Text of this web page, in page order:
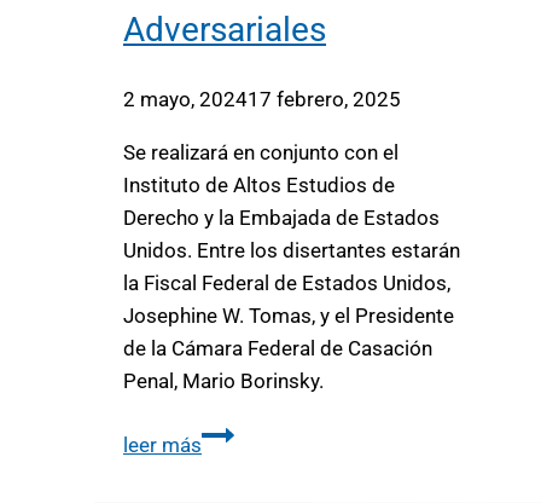
Adversariales
2 mayo, 202417 febrero, 2025
Se realizará en conjunto con el
Instituto de Altos Estudios de
Derecho y la Embajada de Estados
Unidos. Entre los disertantes estarán
la Fiscal Federal de Estados Unidos,
Josephine W. Tomas, y el Presidente
de la Cámara Federal de Casación
Penal, Mario Borinsky.
leer más